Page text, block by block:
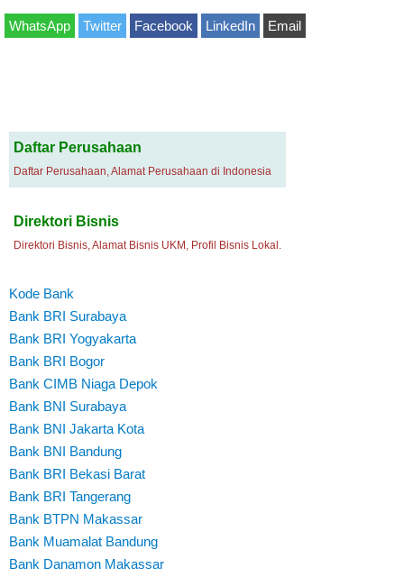
WhatsApp Twitter Facebook LinkedIn Email
Daftar Perusahaan
Daftar Perusahaan, Alamat Perusahaan di Indonesia
Direktori Bisnis
Direktori Bisnis, Alamat Bisnis UKM, Profil Bisnis Lokal.
Kode Bank
Bank BRI Surabaya
Bank BRI Yogyakarta
Bank BRI Bogor
Bank CIMB Niaga Depok
Bank BNI Surabaya
Bank BNI Jakarta Kota
Bank BNI Bandung
Bank BRI Bekasi Barat
Bank BRI Tangerang
Bank BTPN Makassar
Bank Muamalat Bandung
Bank Danamon Makassar